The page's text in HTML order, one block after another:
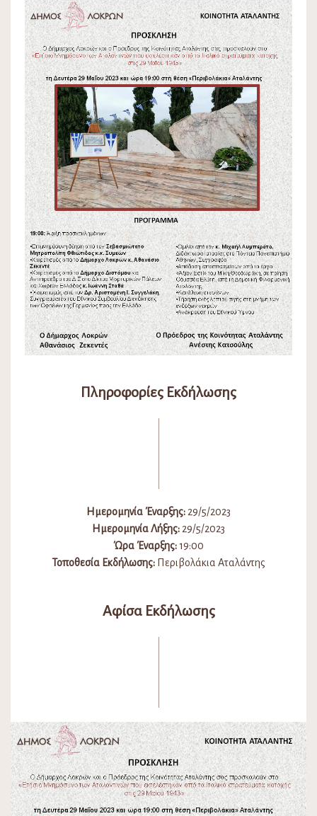
Πληροφορίες Εκδήλωσης
Ημερομηνία Έναρξης:29/5/2023
Ημερομηνία Λήξης:29/5/2023
Ώρα Έναρξης:19:00
Τοποθεσία Εκδήλωσης:Περιβολάκια Αταλάντης
Αφίσα Εκδήλωσης